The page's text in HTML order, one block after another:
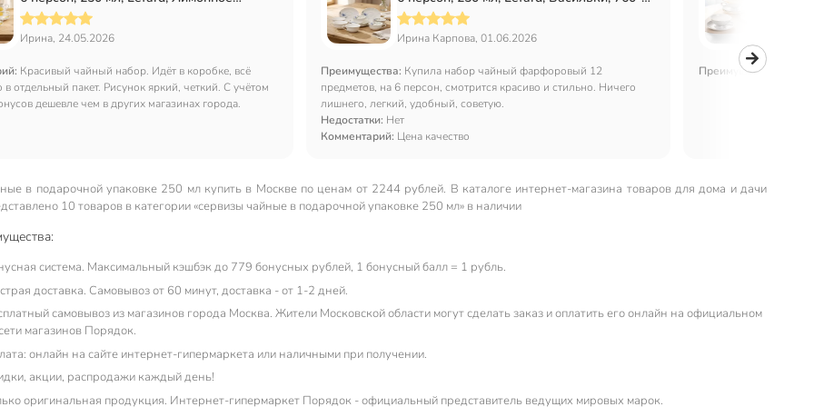
дерево, 358-2222
Ирина, 24.05.2026
Красивый чайный набор. Идёт в коробке, всё
в отдельный пакет. Рисунок яркий, четкий. С учётом
дешевле чем в других магазинах города.
827, подарочная упаковка
Ирина Карпова, 01.06.2026
Преимущества: Купила набор чайный фарфоровый 12
предметов, на 6 персон, смотрится красиво и стильно. Ничего
лишнего, легкий, удобный, советую.
Недостатки: Нет
Комментарий: Цена качество
Преимущества:
в подарочной упаковке 250 мл купить в Москве по ценам от 2244 рублей. В каталоге интернет-магазина товаров для дома и дачи
10 товаров в категории «сервизы чайные в подарочной упаковке 250 мл» в наличии
система. Максимальный кэшбэк до 779 бонусных рублей, 1 бонусный балл = 1 рубль.
доставка. Самовывоз от 60 минут, доставка - от 1-2 дней.
самовывоз из магазинов города Москва. Жители Московской области могут сделать заказ и оплатить его онлайн на официальном
магазинов Порядок.
онлайн на сайте интернет-гипермаркета или наличными при получении.
акции, распродажи каждый день!
оригинальная продукция. Интернет-гипермаркет Порядок - официальный представитель ведущих мировых марок.